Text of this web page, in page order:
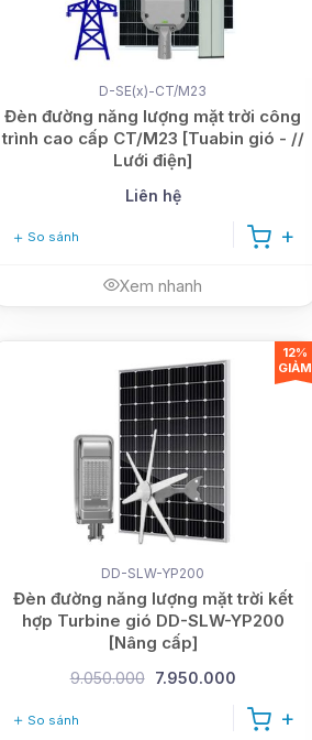
D-SE(x)-CT/M23
Đèn đường năng lượng mặt trời công
trình cao cấp CT/M23 [Tuabin gió - //
Lưới điện]
Liên hệ
So sánh
Xem nhanh
DD-SLW-YP200
Đèn đường năng lượng mặt trời kết
hợp Turbine gió DD-SLW-YP200
[Nâng cấp]
9.050.000 7.950.000
So sánh
12%
GIẢM